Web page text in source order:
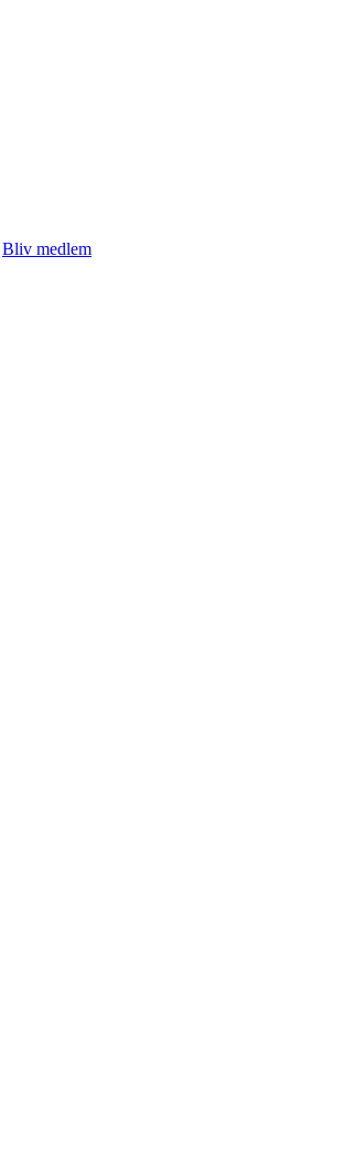
Bliv medlem